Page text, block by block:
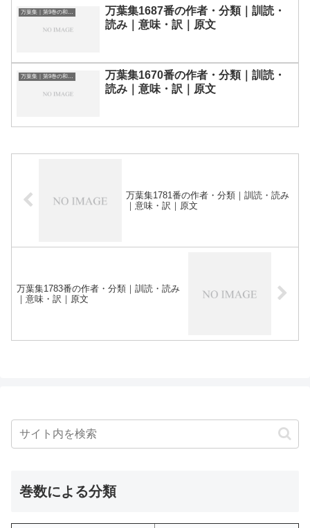
万葉集｜第9巻の和歌一覧
万葉集1687番の作者・分類｜訓読・
読み｜意味・訳｜原文
万葉集1670番の作者・分類｜訓読・
読み｜意味・訳｜原文
万葉集1781番の作者・分類｜訓読・読み
｜意味・訳｜原文
万葉集1783番の作者・分類｜訓読・読み
｜意味・訳｜原文
巻数による分類